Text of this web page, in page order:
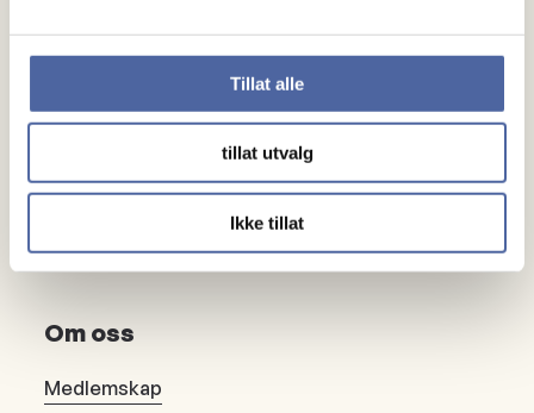
Tillat alle
tillat utvalg
Ikke tillat
Noen å snakke med
Gi en gave
Bli fast giver
Om oss
Medlemskap